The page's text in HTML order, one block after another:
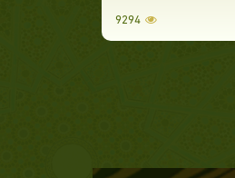
9294